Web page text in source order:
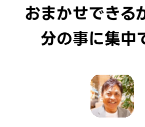
おまかせできる
分の事に集中